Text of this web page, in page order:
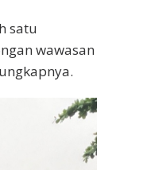
satu
wawasan